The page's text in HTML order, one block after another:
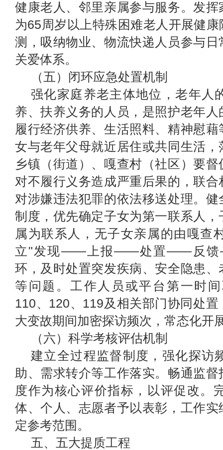
健康老人、邻里亲属参与服务。发
为65周岁以上特殊困难老人开展健
测，吸纳物业、物流快递人员参与日
关爱体系。
（五）闭环应急处置机制
强化家庭养老主体地位，老年人
养、扶养义务的人员，是照护老年
履行经济供养、生活照料、精神慰
女与老年父母就近居住或共同生活
乡镇（街道）、嘎查村（社区）要
对不履行义务造成严重后果的，联
对涉嫌违法犯罪的依法移送处理。
制度，优先确定子女为第一联系人
属为联系人，无子女亲属的由嘎查
立"发现——上报——处置—— 反馈
环，及时处置突发疾病、安全隐患
等问题。 工作 人员或平台第一时
110、120、119及相关部门协同处
大变故期间加密探访频次，常态化开
（六）科学考核评估机制
建立全过程监督制度， 强化探访
助、需求转介等工作落实。畅通监
度作为核心评价指标，以评促改。
体、个人、志愿者予以表彰，工作
定参考范围。
五、五大提质工程